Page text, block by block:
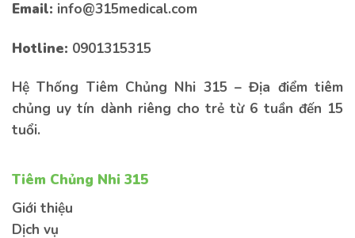
Kiến thức
Email: info@315medical.com
Hotline: 0901315315
Hệ Thống Tiêm Chủng Nhi 315 – Địa điểm tiêm
chủng uy tín dành riêng cho trẻ từ 6 tuần đến 15
tuổi.
Tiêm Chủng Nhi 315
Giới thiệu
Dịch vụ
Nếu bạn có bất kì thắc mắc nào vui lòng để